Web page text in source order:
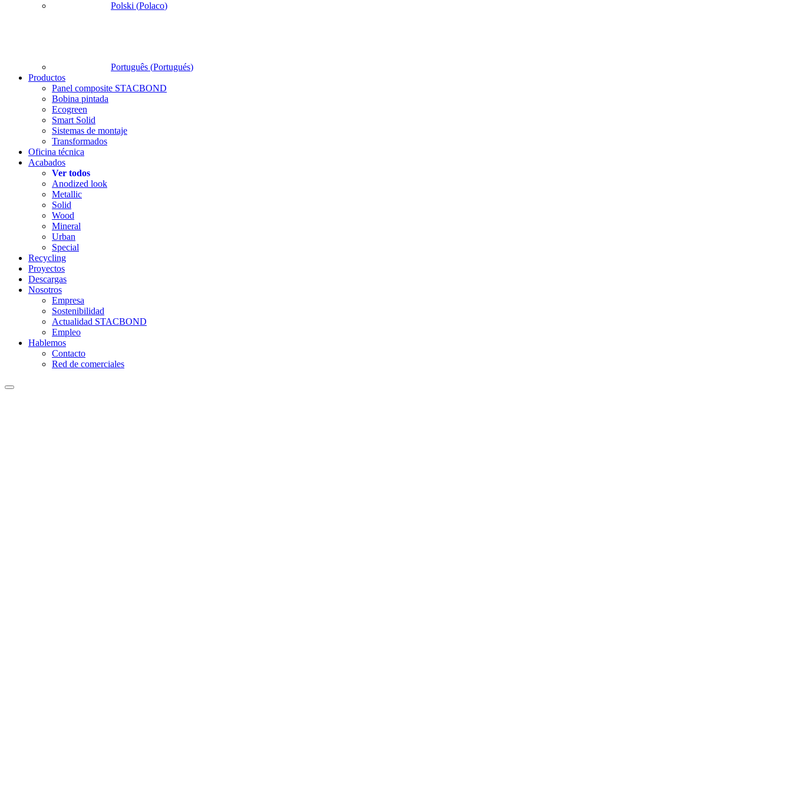
Polski (Polaco)
Português (Portugués)
Productos
Panel composite STACBOND
Bobina pintada
Ecogreen
Smart Solid
Sistemas de montaje
Transformados
Oficina técnica
Acabados
Ver todos
Anodized look
Metallic
Solid
Wood
Mineral
Urban
Special
Recycling
Proyectos
Descargas
Nosotros
Empresa
Sostenibilidad
Actualidad STACBOND
Empleo
Hablemos
Contacto
Red de comerciales